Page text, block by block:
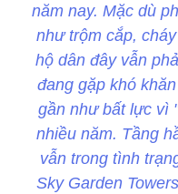
năm nay. Mặc dù
như trộm cắp,
hộ dân đây vẫn
đang gặp khó
gần như bất lực vì
nhiều năm. Tầng
vẫn trong tình
Sky Garden